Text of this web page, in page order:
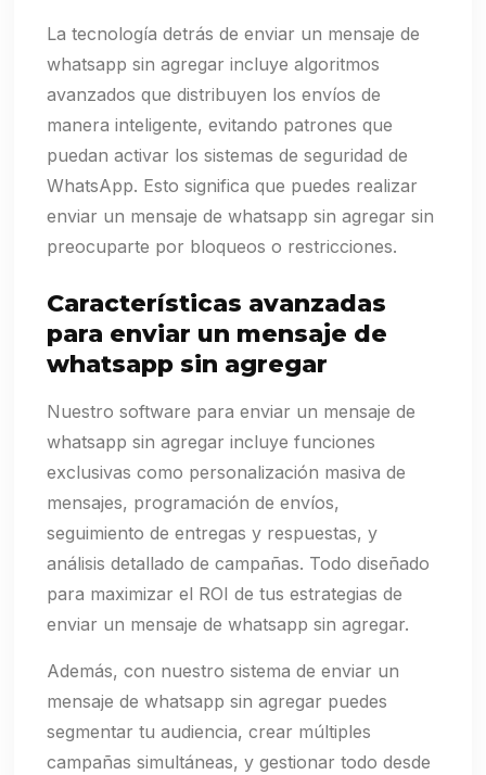
La tecnología detrás de enviar un mensaje de
whatsapp sin agregar incluye algoritmos
avanzados que distribuyen los envíos de
manera inteligente, evitando patrones que
puedan activar los sistemas de seguridad de
WhatsApp. Esto significa que puedes realizar
enviar un mensaje de whatsapp sin agregar sin
preocuparte por bloqueos o restricciones.
Características avanzadas
para enviar un mensaje de
whatsapp sin agregar
Nuestro software para enviar un mensaje de
whatsapp sin agregar incluye funciones
exclusivas como personalización masiva de
mensajes, programación de envíos,
seguimiento de entregas y respuestas, y
análisis detallado de campañas. Todo diseñado
para maximizar el ROI de tus estrategias de
enviar un mensaje de whatsapp sin agregar.
Además, con nuestro sistema de enviar un
mensaje de whatsapp sin agregar puedes
segmentar tu audiencia, crear múltiples
campañas simultáneas, y gestionar todo desde